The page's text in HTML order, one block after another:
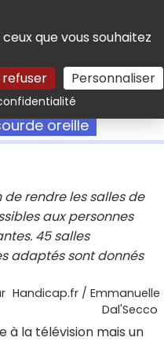
que vous souhaitez
Personnaliser
Rechercher
oreille
rendre les salles de
aux personnes
45 salles
adaptés sont donnés
Handicap.fr / Emmanuelle
Dal'Secco
à la télévision mais un